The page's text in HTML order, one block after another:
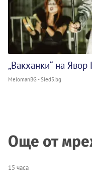
„Вакханки“ на Явор
MelomanBG - Sled5.bg
Още от
15 часа